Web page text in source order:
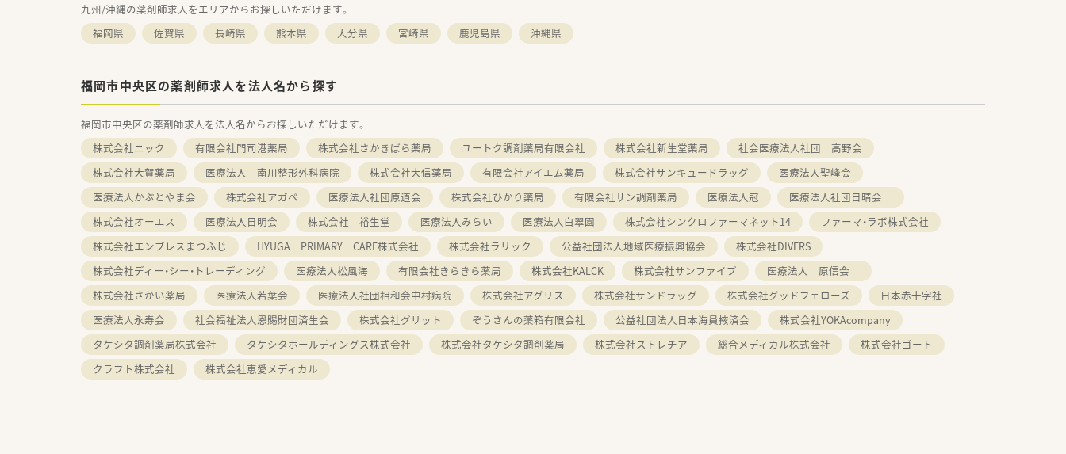
九州/沖縄の薬剤師求人をエリアからお探しいただけます。
福岡県
佐賀県 長崎県 熊本県 大分県 宮崎県 鹿児島県 沖縄県
福岡市中央区の薬剤師求人を法人名から探す
福岡市中央区の薬剤師求人を法人名からお探しいただけます。
株式会社ニック
有限会社門司港薬局 株式会社さかきばら薬局 ユートク調剤薬局有限会社 株式会社新生堂薬局
社会医療法人社団 高野会
株式会社大賀薬局
医療法人 南川整形外科病院 株式会社大信薬局 有限会社アイエム薬局 株式会社サンキュードラッグ
医療法人聖峰会
医療法人かぶとやま会
株式会社アガペ 医療法人社団原道会 株式会社ひかり薬局 有限会社サン調剤薬局 医療法人冠
医療法人社団日晴会
株式会社オーエス
医療法人日明会 株式会社 裕生堂 医療法人みらい 医療法人白翠園 株式会社シンクロファーマネット14
ファーマ・ラボ株式会社
株式会社エンブレスまつふじ
HYUGA PRIMARY CARE株式会社 株式会社ラリック 公益社団法人地域医療振興協会
株式会社DIVERS
株式会社ディー・シー・トレーディング
医療法人松風海 有限会社きらきら薬局 株式会社KALCK 株式会社サンファイブ
医療法人 原信会
株式会社さかい薬局
医療法人若葉会 医療法人社団相和会中村病院 株式会社アグリス 株式会社サンドラッグ 株式会社グッドフェローズ
日本赤十字社
医療法人永寿会
社会福祉法人恩賜財団済生会 株式会社グリット ぞうさんの薬箱有限会社 公益社団法人日本海員掖済会
株式会社YOKAcompany
タケシタ調剤薬局株式会社
タケシタホールディングス株式会社 株式会社タケシタ調剤薬局 株式会社ストレチア 総合メディカル株式会社
株式会社ゴート
クラフト株式会社
株式会社恵愛メディカル